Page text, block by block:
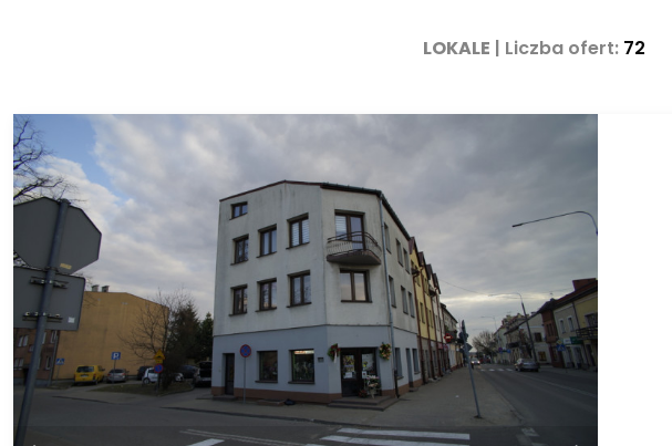
LOKALE | Liczba ofert: 72